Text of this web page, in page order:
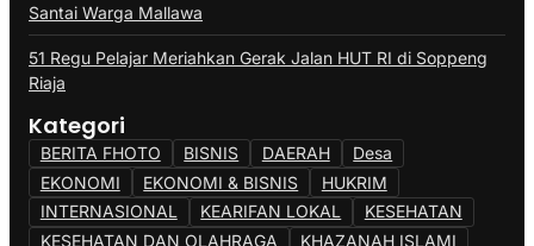
Santai Warga Mallawa
51 Regu Pelajar Meriahkan Gerak Jalan HUT RI di Soppeng
Riaja
Kategori
BERITA FHOTO BISNIS DAERAH
Desa
EKONOMI
EKONOMI & BISNIS
HUKRIM
INTERNASIONAL
KEARIFAN LOKAL
KESEHATAN
KESEHATAN DAN OLAHRAGA
KHAZANAH ISLAMI